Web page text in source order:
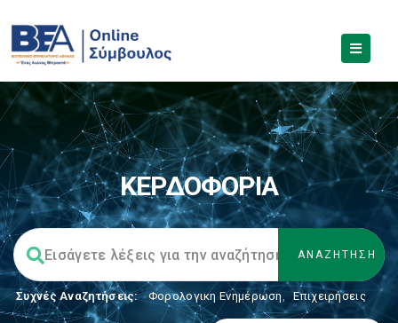
ΚΕΡΔΟΦΟΡΙΑ
Συχνές Αναζητήσεις: Φορολογικη Ενημέρωση, Επιχειρήσεις